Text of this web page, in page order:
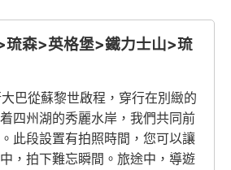
琉森>英格堡>鐵力士山>琉
巴從蘇黎世啟程，穿行在別緻的
四州湖的秀麗水岸，我們共同前
此段設置有拍照時間，您可以讓
，拍下難忘瞬間。旅途中，導遊